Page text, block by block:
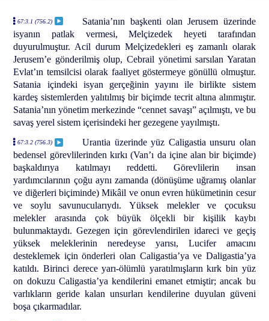
67:3.1 (756.2)
Satania’nın başkenti olan Jerusem üzerinde
isyanın patlak vermesi, Melçizedek heyeti tarafından
duyurulmuştur. Acil durum Melçizedekleri eş zamanlı olarak
Jerusem’e gönderilmiş olup, Cebrail yönetimi sarsılan Yaratan
Evlat’ın temsilcisi olarak faaliyet göstermeye gönüllü olmuştur.
Satania içindeki isyan gerçeğinin yayını ile birlikte sistem
kardeş sistemlerden yalıtılmış bir biçimde tecrit altına alınmıştır.
Satania’nın yönetim merkezinde “cennet savaşı” açılmıştı, ve bu
savaş yerel sistem içerisindeki her gezegene yayılmıştı.
67:3.2 (756.3)
Urantia üzerinde yüz Caligastia unsuru olan
bedensel görevlilerinden kırkı (Van’ı da içine alan bir biçimde)
başkaldırıya katılmayı reddetti. Görevlilerin insan
yardımcılarının çoğu aynı zamanda (dönüşüme uğramış olanlar
ve diğerleri biçiminde) Mikâil ve onun evren hükümetinin cesur
ve soylu savunucularıydı. Yüksek melekler ve çocuksu
melekler arasında çok büyük ölçekli bir kişilik kaybı
bulunmaktaydı. Gezegen için görevlendirilen idareci ve geçiş
yüksek meleklerinin neredeyse yarısı, Lucifer amacını
desteklemek için önderleri olan Caligastia’ya ve Daligastia’ya
katıldı. Birinci derece yarı-ölümlü yaratılmışların kırk bin yüz
on dokuzu Caligastia’ya kendilerini emanet etmiştir; ancak bu
varlıkların geride kalan unsurları kendilerine duyulan güveni
boşa çıkarmadılar.